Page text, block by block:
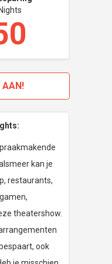
AAN!
kan je
restaurants,
theatershow.
ook